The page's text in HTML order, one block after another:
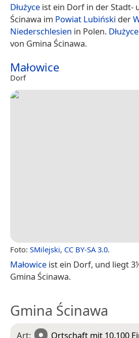
Dłużyce ist ein Dorf in der Stadt-
Ścinawa im Powiat Lubiński der
Niederschlesien in Polen. Dłużyce
von Gmina Ścinawa.
Małowice
Dorf
Foto: SMilejski, CC BY-SA 3.0.
Małowice ist ein Dorf, und liegt
Gmina Ścinawa.
Gmina Ścinawa
Art: Ortschaft mit 10.100